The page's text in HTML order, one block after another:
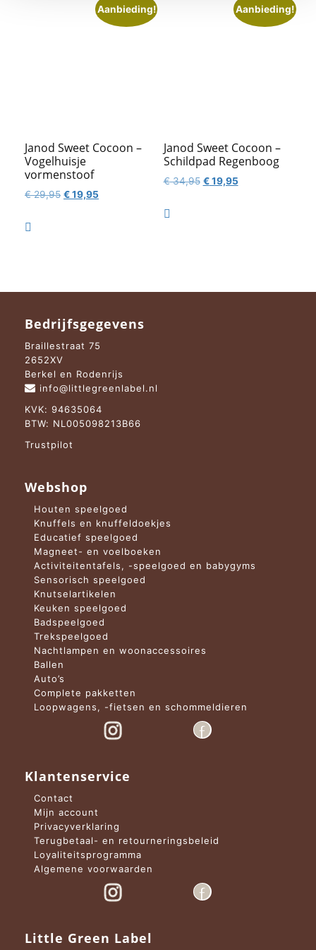
Aanbieding!
Janod Sweet Cocoon –
Vogelhuisje
vormenstoof
€29,95 Oorspronkelijke
€19,95Huidige

Aanbieding!
Janod Sweet Cocoon –
Schildpad Regenboog
€34,95 Oorspronkelijke
€19,95Huidige

Bedrijfsgegevens
Braillestraat 75
2652XV
Berkel en Rodenrijs
info@littlegreenlabel.nl
KVK: 94635064
BTW: NL005098213B66
Trustpilot
Webshop
Houten speelgoed
Knuffels en knuffeldoekjes
Educatief speelgoed
Magneet- en voelboeken
Activiteitentafels, -speelgoed en babygyms
Sensorisch speelgoed
Knutselartikelen
Keuken speelgoed
Badspeelgoed
Trekspeelgoed
Nachtlampen en woonaccessoires
Ballen
Auto’s
Complete pakketten
Loopwagens, -fietsen en schommeldieren
Klantenservice
Contact
Mijn account
Privacyverklaring
Terugbetaal- en retourneringsbeleid
Loyaliteitsprogramma
Algemene voorwaarden
Little Green Label